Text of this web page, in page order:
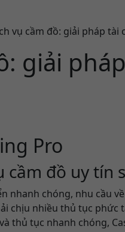
vụ cầm đồ: giải pháp tài
giải
Pro
cầm đồ uy tín
nhanh chóng, nhu cầu
chịu nhiều thủ tục phức
thủ tục nhanh chóng,